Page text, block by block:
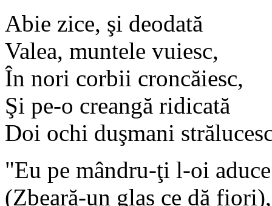
Abie zice, şi deodată
Valea, muntele vuiesc,
În nori corbii croncăiesc,
Şi pe-o creangă ridicată
Doi ochi duşmani
"Eu pe mândru-ţi l-oi aduce
(Zbeară-un glas ce dă fiori),